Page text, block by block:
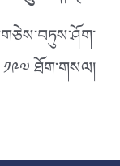
ཐོག་གསལ།